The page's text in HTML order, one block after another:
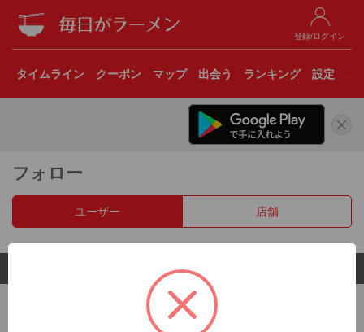
登録/ログイン
タイムライン クーポン マップ 出会う ランキング 設定
フォロー
ユーザー 店舗
© 2017 Clear Inc.